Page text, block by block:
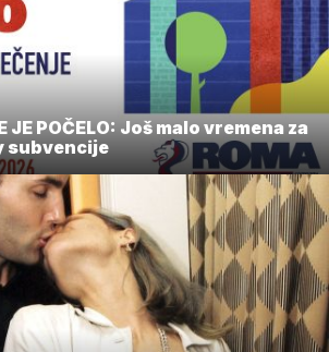
JE POČELO: Još malo vremena za
subvencije